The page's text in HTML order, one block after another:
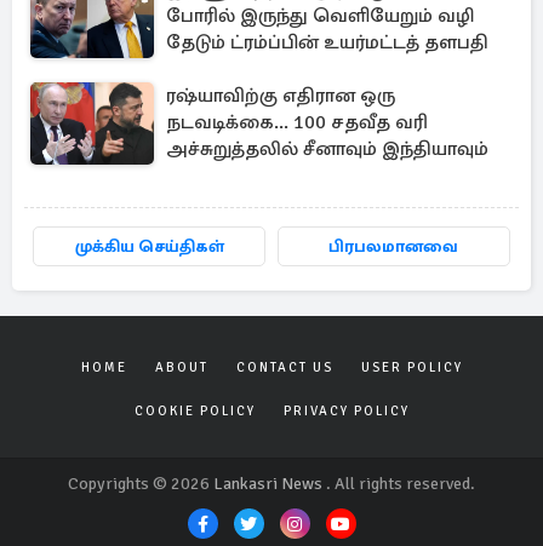
போரில் இருந்து வெளியேறும் வழி
தேடும் ட்ரம்ப்பின் உயர்மட்டத் தளபதி
ரஷ்யாவிற்கு எதிரான ஒரு
நடவடிக்கை... 100 சதவீத வரி
அச்சுறுத்தலில் சீனாவும் இந்தியாவும்
முக்கிய செய்திகள் பிரபலமானவை
HOME ABOUT CONTACT US USER POLICY
COOKIE POLICY PRIVACY POLICY
Copyrights © 2026 Lankasri News . All rights reserved.